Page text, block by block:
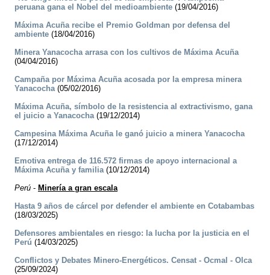
peruana gana el Nobel del medioambiente (19/04/2016)
Máxima Acuña recibe el Premio Goldman por defensa del
ambiente (18/04/2016)
Minera Yanacocha arrasa con los cultivos de Máxima Acuña
(04/04/2016)
Campaña por Máxima Acuña acosada por la empresa minera
Yanacocha(05/02/2016)
Máxima Acuña, símbolo de la resistencia al extractivismo, gana
el juicio a Yanacocha(19/12/2014)
Campesina Máxima Acuña le ganó juicio a minera Yanacocha
(17/12/2014)
Emotiva entrega de 116.572 firmas de apoyo internacional a
Máxima Acuña y familia(10/12/2014)
Perú - Minería a gran escala
Hasta 9 años de cárcel por defender el ambiente en Cotabambas
(18/03/2025)
Defensores ambientales en riesgo: la lucha por la justicia en el
Perú (14/03/2025)
Conflictos y Debates Minero-Energéticos. Censat - Ocmal - Olca
(25/09/2024)